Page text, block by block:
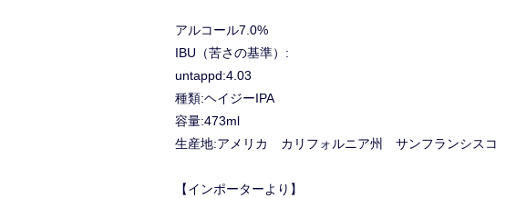
アルコール7.0%
IBU（苦さの基準）:
untappd:4.03
種類:ヘイジーIPA
容量:473ml
生産地:アメリカ カリフォルニア州 サンフランシスコ
【インポーターより】